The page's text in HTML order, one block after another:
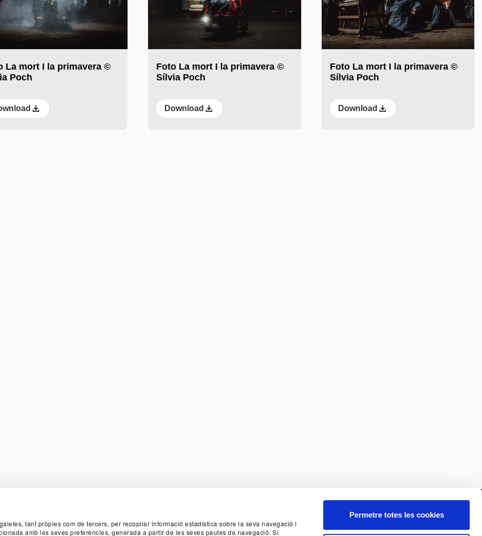
tant pròpies com de tercers, per recopilar informació estadística sobre la seva navegació i
amb les seves preferències, generada a partir de les seves pautes de navegació. Si
Permetre totes les cookies
La mort I la primavera ©
Poch
Foto La mort I la primavera ©
Sílvia Poch
Download
Foto La mort I la primavera ©
Sílvia Poch
Download